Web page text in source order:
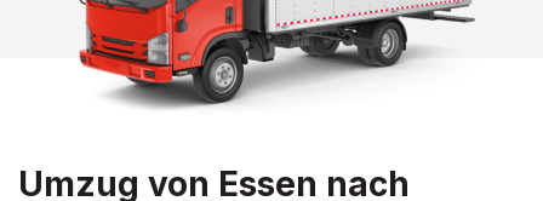
Umzug von Essen nach